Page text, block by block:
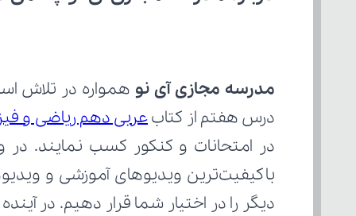
مدرسه مجازی آی نو
درس هفتم از کتاب عربی دهم ریاضی و